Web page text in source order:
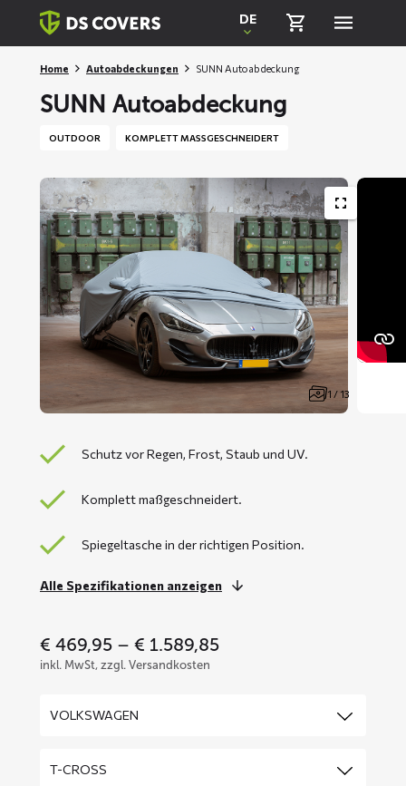
Skiplinks
DE
Home Autoabdeckungen SUNN Autoabdeckung
SUNN Autoabdeckung
OUTDOOR KOMPLETT MASSGESCHNEIDERT
1 / 13
Schutz vor Regen, Frost, Staub und UV.
Komplett maßgeschneidert.
Spiegeltasche in der richtigen Position.
Alle Spezifikationen anzeigen
€ 469,95 – € 1.589,85Price
inkl. MwSt, zzgl. Versandkosten